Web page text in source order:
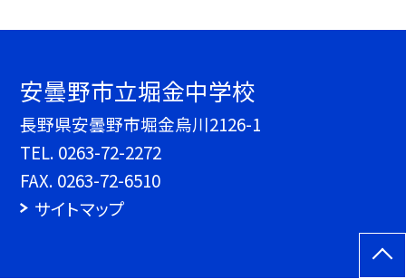
安曇野市立堀金中学校
長野県安曇野市堀金烏川2126-1
TEL. 0263-72-2272
FAX. 0263-72-6510
サイトマップ